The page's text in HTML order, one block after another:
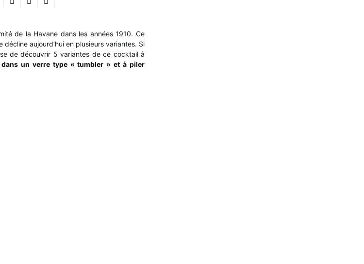
de la Havane dans les années 1910. Ce
aujourd’hui en plusieurs variantes. Si
de découvrir 5 variantes de ce cocktail à
dans un verre type « tumbler » et à piler